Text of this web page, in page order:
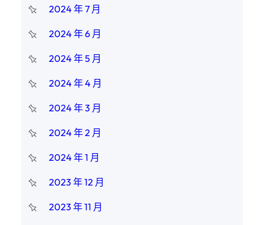
2024 年 7 月
2024 年 6 月
2024 年 5 月
2024 年 4 月
2024 年 3 月
2024 年 2 月
2024 年 1 月
2023 年 12 月
2023 年 11 月